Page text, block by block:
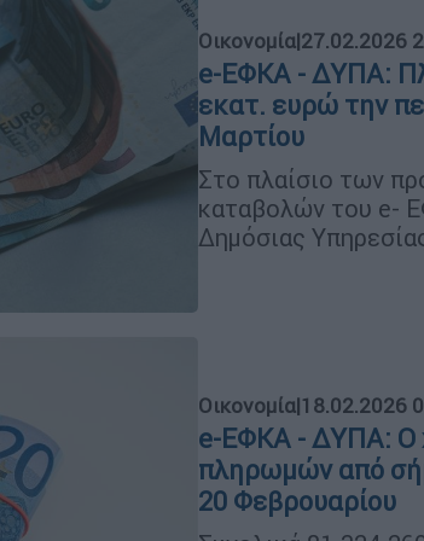
Οικονομία|27.02.2026
e-ΕΦΚΑ - ΔΥΠΑ:
εκατ. ευρώ την
Μαρτίου
Στο πλαίσιο των
καταβολών του e-
Δημόσιας
Οικονομία|18.02.2026
e-ΕΦΚΑ - ΔΥΠΑ: Ο
πληρωμών από
20 Φεβρουαρίου